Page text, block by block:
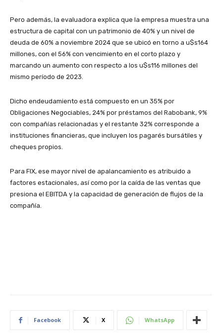
Pero además, la evaluadora explica que la empresa muestra una
estructura de capital con un patrimonio de 40% y un nivel de
deuda de 60% a noviembre 2024 que se ubicó en torno a u$s164
millones, con el 56% con vencimiento en el corto plazo y
marcando un aumento con respecto a los u$s116 millones del
mismo período de 2023.
Dicho endeudamiento está compuesto en un 35% por
Obligaciones Negociables, 24% por préstamos del Rabobank, 9%
con compañías relacionadas y el restante 32% corresponde a
instituciones financieras, que incluyen los pagarés bursátiles y
cheques propios.
Para FIX, ese mayor nivel de apalancamiento es atribuido a
factores estacionales, así como por la caída de las ventas que
presiona el EBITDA y la capacidad de generación de flujos de la
compañía.
Facebook X WhatsApp